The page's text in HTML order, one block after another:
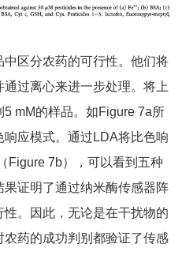
区分农药的可行性。他们将
过离心来进一步处理。将上
mM的样品。如Figure 7a所
应模式。通过LDA将比色响
Figure 7b），可以看到五种
证明了通过纳米酶传感器阵
。因此，无论是在干扰物的
药的成功判别都验证了传感